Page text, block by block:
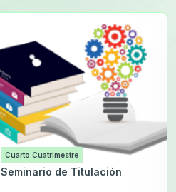
Cuarto Cuatrimestre
Seminario de Titulación